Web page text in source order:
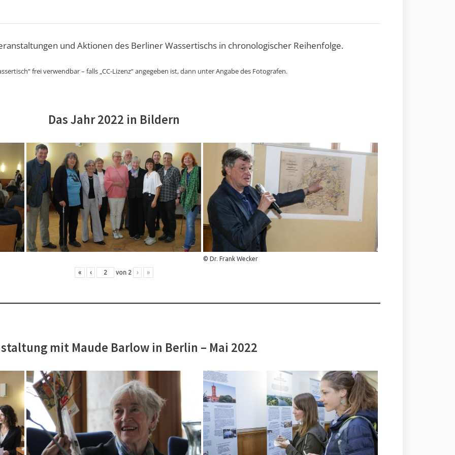
und Aktionen des Berliner Wassertischs in chronologischer Reihenfolge.
frei verwendbar – falls „CC-Lizenz“ angegeben ist, dann unter Angabe des Fotografen.
Das Jahr 2022 in Bildern
© Dr. Frank Wecker
« ‹ von 2 › »
mit Maude Barlow in Berlin – Mai 2022